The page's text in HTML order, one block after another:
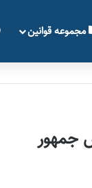
مجموعه قوانین
جمهور